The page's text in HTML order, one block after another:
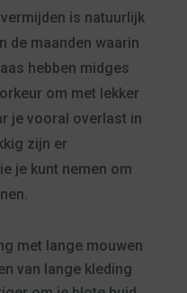
is natuurlijk
de maanden waarin
hebben midges
om met lekker
je vooral overlast in
zijn er
je kunt nemen om
met lange mouwen
van lange kleding